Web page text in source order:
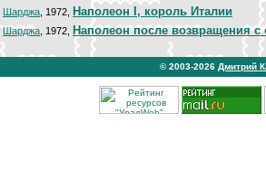
Шарджа , 1972, Наполеон I, король Италии
Шарджа , 1972, Наполеон после возвращения с
© 2003-2026 Дмитрий